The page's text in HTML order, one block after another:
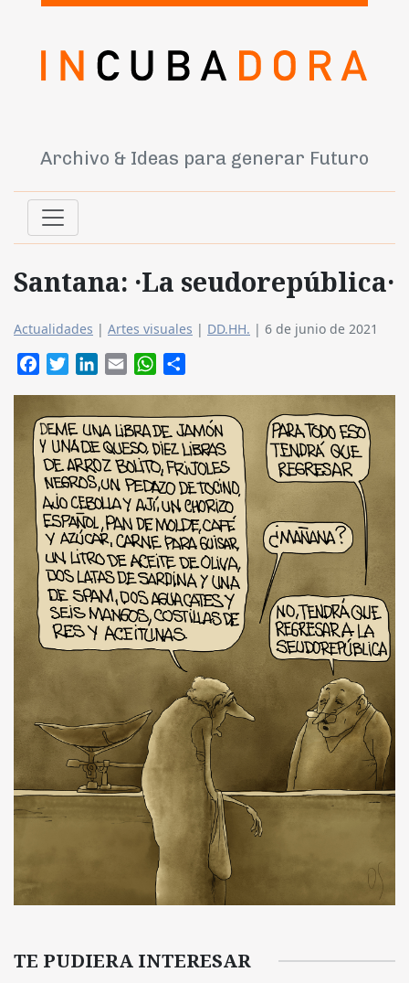
Archivo & Ideas para generar Futuro
Santana: ·La seudorepública·
Actualidades | Artes visuales | DD.HH. | 6 de junio de 2021
FacebookTwitterLinkedIn
Email WhatsApp
TE PUDIERA INTERESAR